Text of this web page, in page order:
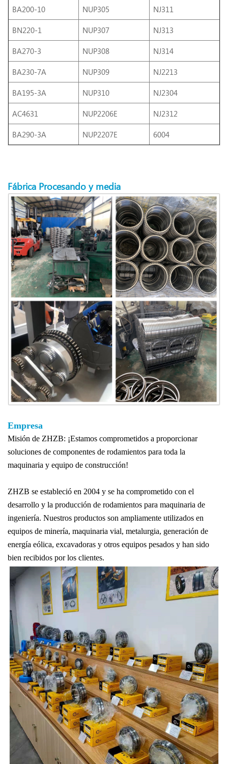
BA200-10 NUP305 NJ311
BN220-1 NUP307 NJ313
BA270-3 NUP308 NJ314
BA230-7A NUP309 NJ2213
BA195-3A NUP310 NJ2304
AC4631 NUP2206E NJ2312
BA290-3A NUP2207E 6004
Fábrica Procesando y media
Empresa
Misión de ZHZB: ¡Estamos comprometidos a proporcionar
soluciones de componentes de rodamientos para toda la
maquinaria y equipo de construcción!
ZHZB se estableció en 2004 y se ha comprometido con el
desarrollo y la producción de rodamientos para maquinaria de
ingeniería. Nuestros productos son ampliamente utilizados en
equipos de minería, maquinaria vial, metalurgia, generación de
energía eólica, excavadoras y otros equipos pesados ​​y han sido
bien recibidos por los clientes.